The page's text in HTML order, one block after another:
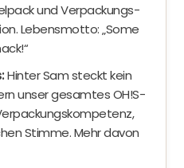
und Verpackungs-
Lebensmotto: „Some
Hinter Sam steckt kein
unser gesamtes OH!S-
Stimme. Mehr davon